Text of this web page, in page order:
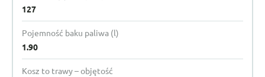
127
Pojemność baku paliwa (l)
1.90
Kosz to trawy – objętość